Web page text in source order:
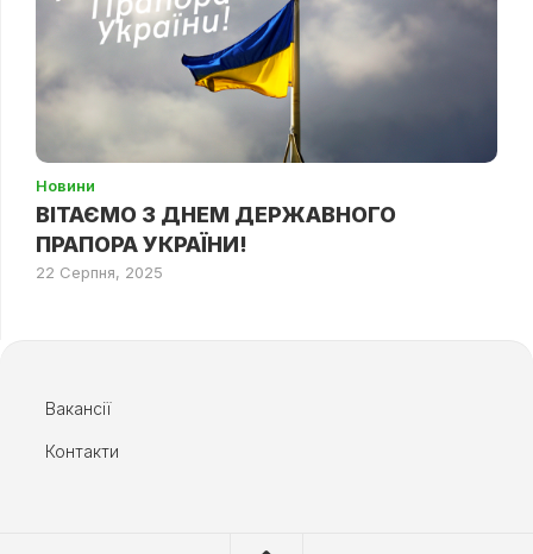
Новини
ВІТАЄМО З ДНЕМ ДЕРЖАВНОГО
ПРАПОРА УКРАЇНИ!
22 Серпня, 2025
Вакансії
Контакти